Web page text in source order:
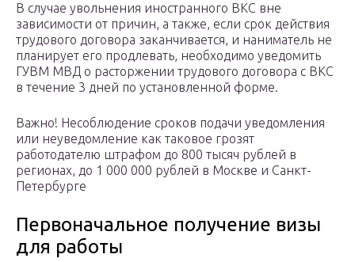
В случае увольнения иностранного ВКС вне
зависимости от причин, а также, если срок действия
трудового договора заканчивается, и наниматель не
планирует его продлевать, необходимо уведомить
ГУВМ МВД о расторжении трудового договора с ВКС
в течение 3 дней по установленной форме.
Важно! Несоблюдение сроков подачи уведомления
или неуведомление как таковое грозят
работодателю штрафом до 800 тысяч рублей в
регионах, до 1 000 000 рублей в Москве и Санкт-
Петербурге
Первоначальное получение визы
для работы